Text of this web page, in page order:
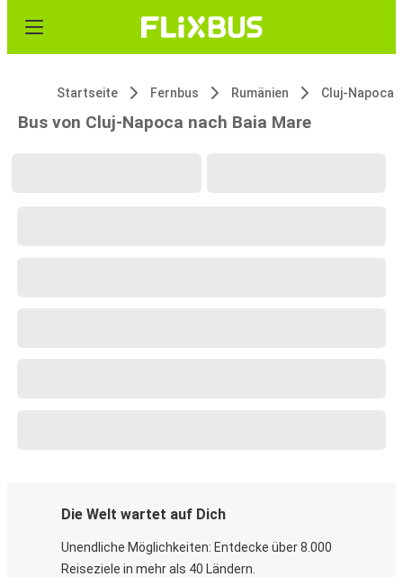
Startseite Fernbus Rumänien Cluj-Napoca
Bus von Cluj-Napoca nach Baia Mare
Die Welt wartet auf Dich
Unendliche Möglichkeiten: Entdecke über 8.000
Reiseziele in mehr als 40 Ländern.